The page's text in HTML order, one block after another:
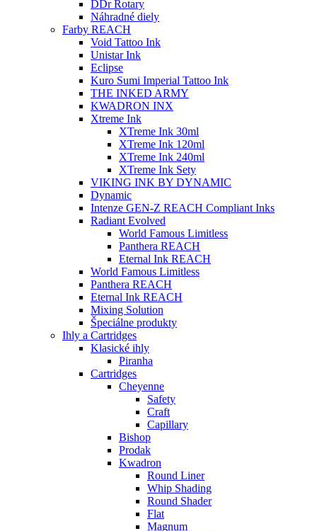
DDr Rotary
Náhradné diely
Farby REACH
Void Tattoo Ink
Unistar Ink
Eclipse
Kuro Sumi Imperial Tattoo Ink
THE INKED ARMY
KWADRON INX
Xtreme Ink
XTreme Ink 30ml
XTreme Ink 120ml
XTreme Ink 240ml
XTreme Ink Sety
VIKING INK BY DYNAMIC
Dynamic
Intenze GEN-Z REACH Compliant Inks
Radiant Evolved
World Famous Limitless
Panthera REACH
Eternal Ink REACH
World Famous Limitless
Panthera REACH
Eternal Ink REACH
Mixing Solution
Špeciálne produkty
Ihly a Cartridges
Klasické ihly
Piranha
Cartridges
Cheyenne
Safety
Craft
Capillary
Bishop
Prodak
Kwadron
Round Liner
Whip Shading
Round Shader
Flat
Magnum